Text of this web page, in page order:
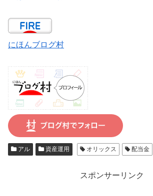
にほんブログ村
アル 資産運用 オリックス 配当金
スポンサーリンク